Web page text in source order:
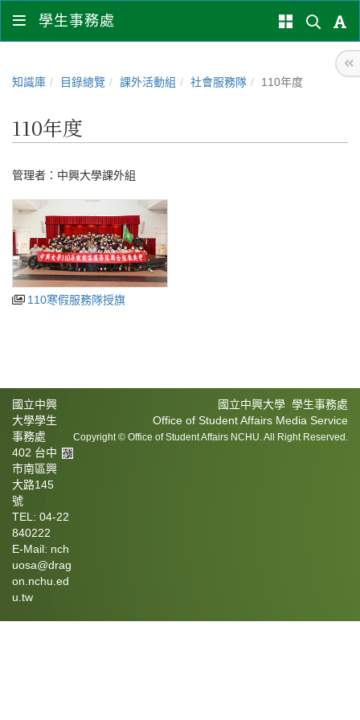
學生事務處
知識庫 目錄總覽 課外活動組 社會服務隊 110年度
110年度
管理者： 中興大學課外組
110寒假服務隊授旗
國立中興大學 學生事務處
Office of Student Affairs Media Service
Copyright © Office of Student Affairs NCHU. All Right Reserved.
國立中興
大學學生
事務處
402 台中
市南區興
大路145
號
TEL: 04-22
840222
E-Mail: nch
uosa@drag
on.nchu.ed
u.tw